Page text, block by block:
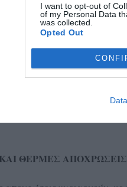
I want to opt-out of
of my Personal Data
was collected.
Opted Out
ΚΑΙ ΚΟΜΨΑ
κομψές προτάσεις στα
φράντζες με μικρές,
στην εμφάνισή σας, ενώ τα
look που είναι
ΘΕΡΜΕΣ ΑΠΟΧΡΩΣΕΙΣ